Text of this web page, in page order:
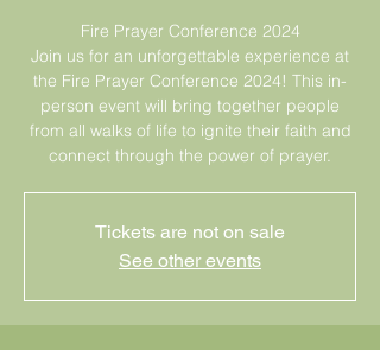
Fire Prayer Conference 2024
Join us for an unforgettable experience at
the Fire Prayer Conference 2024! This in-
person event will bring together people
from all walks of life to ignite their faith and
connect through the power of prayer.
Tickets are not on sale
See other events